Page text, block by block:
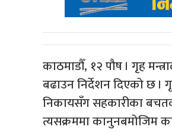
काठमाडौँ, १२ पौष । गृह
बढाउन निर्देशन दिएको छ ।
निकायसँग सहकारीका
त्यसक्रममा कानुनबमोजिम